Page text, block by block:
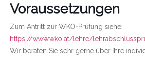
Voraussetzungen
Zum Antritt zur WKO-Prüfung siehe:
https://www.wko.at/lehre/
Wir beraten Sie sehr gerne über Ihre